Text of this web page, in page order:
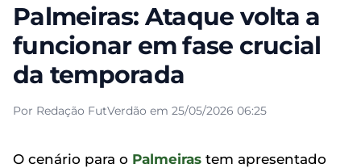
Palmeiras: Ataque volta a
funcionar em fase crucial
da temporada
Por Redação FutVerdão em 25/05/2026 06:25
O cenário para o Palmeiras tem apresentado